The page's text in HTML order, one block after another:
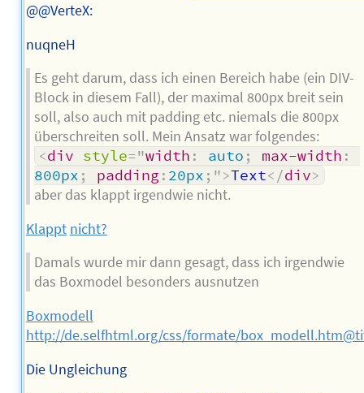
@@VerteX:
nuqneH
Es geht darum, dass ich einen Bereich habe (ein DIV-
Block in diesem Fall), der maximal 800px breit sein
soll, also auch mit padding etc. niemals die 800px
überschreiten soll. Mein Ansatz war folgendes:
<div style="width : auto ; max-width :
800px ; padding: 20px ; ">Text</div>
aber das klappt irgendwie nicht.
Klappt nicht?
Damals wurde mir dann gesagt, dass ich irgendwie
das Boxmodel besonders ausnutzen
Boxmodell
http://de.selfhtml.org/css/formate/
Die Ungleichung